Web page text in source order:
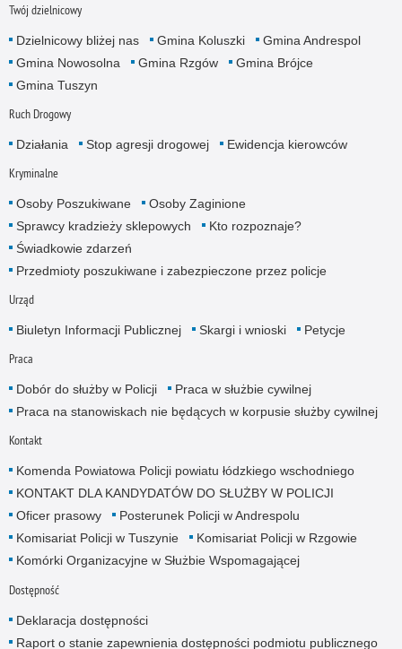
Twój dzielnicowy
Dzielnicowy bliżej nas Gmina Koluszki
Gmina Andrespol
Gmina Nowosolna
Gmina Rzgów
Gmina Brójce
Gmina Tuszyn
Ruch Drogowy
Działania Stop agresji drogowej Ewidencja kierowców
Kryminalne
Osoby Poszukiwane
Osoby Zaginione
Sprawcy kradzieży sklepowych
Kto rozpoznaje?
Świadkowie zdarzeń
Przedmioty poszukiwane i zabezpieczone przez policje
Urząd
Biuletyn Informacji Publicznej Skargi i wnioski Petycje
Praca
Dobór do służby w Policji
Praca w służbie cywilnej
Praca na stanowiskach nie będących w korpusie służby cywilnej
Kontakt
Komenda Powiatowa Policji powiatu łódzkiego wschodniego
KONTAKT DLA KANDYDATÓW DO SŁUŻBY W POLICJI
Oficer prasowy
Posterunek Policji w Andrespolu
Komisariat Policji w Tuszynie
Komisariat Policji w Rzgowie
Komórki Organizacyjne w Służbie Wspomagającej
Dostępność
Deklaracja dostępności
Raport o stanie zapewnienia dostępności podmiotu publicznego